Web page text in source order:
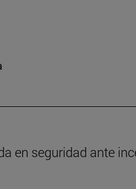
en seguridad ante